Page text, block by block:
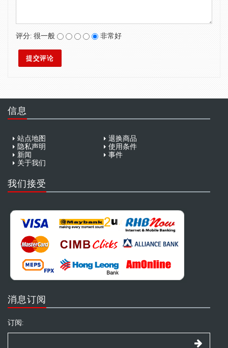
评分: 很一般 非常好
信息
站点地图
退换商品
隐私声明
使用条件
新闻
事件
关于我们
我们接受
消息订阅
订阅: